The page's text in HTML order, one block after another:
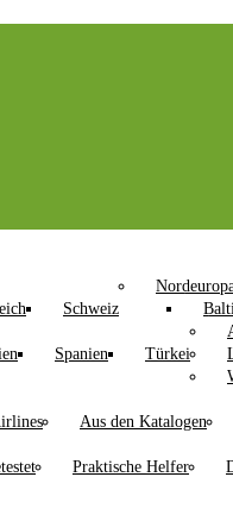
Schweiz
Spanien Türkei
Aus den Katalogen
Praktische Helfer